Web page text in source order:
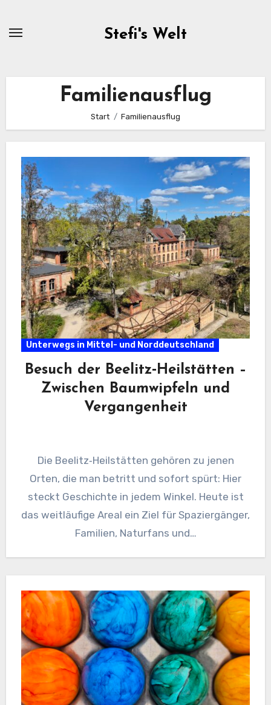
Stefi's Welt
Familienausflug
Start Familienausflug
Unterwegs in Mittel- und Norddeutschland
Besuch der Beelitz‑Heilstätten –
Zwischen Baumwipfeln und
Vergangenheit
Die Beelitz‑Heilstätten gehören zu jenen
Orten, die man betritt und sofort spürt: Hier
steckt Geschichte in jedem Winkel. Heute ist
das weitläufige Areal ein Ziel für Spaziergänger,
Familien, Naturfans und…